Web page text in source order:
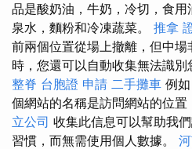
品是酸奶油，牛奶，冷切，食
泉水，麵粉和冷凍蔬菜。 推拿
前兩個位置從場上撤離，但中
時，您還可以自動收集無法識別
整脊 台胞證 申請 二手攤車 例
個網站的名稱是訪問網站的位置
立公司 收集此信息可以幫助我
習慣，而無需使用個人數據。